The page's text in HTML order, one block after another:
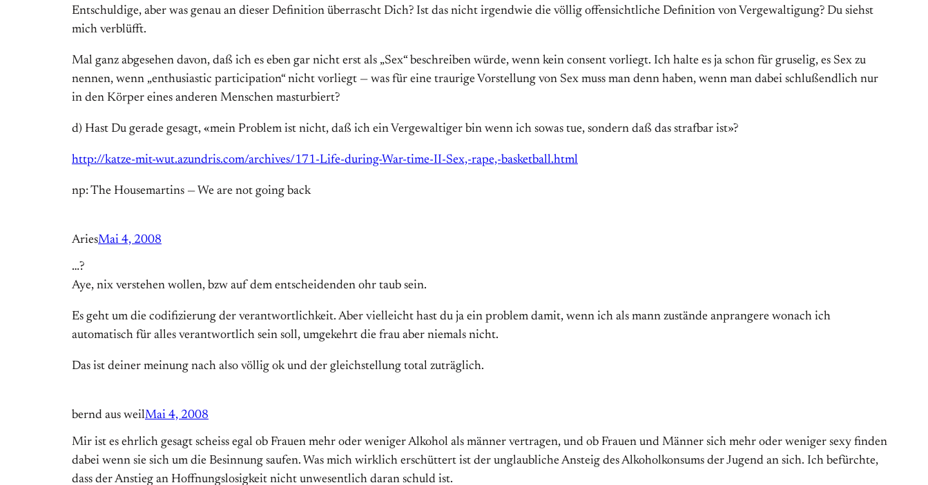
Entschuldige, aber was genau an dieser Definition überrascht Dich? Ist das nicht irgendwie die völlig offensichtliche Definition von Vergewaltigung? Du siehst
mich verblüfft.
Mal ganz abgesehen davon, daß ich es eben gar nicht erst als „Sex“ beschreiben würde, wenn kein consent vorliegt. Ich halte es ja schon für gruselig, es Sex zu
nennen, wenn „enthusiastic participation“ nicht vorliegt — was für eine traurige Vorstellung von Sex muss man denn haben, wenn man dabei schlußendlich nur
in den Körper eines anderen Menschen masturbiert?
d) Hast Du gerade gesagt, «mein Problem ist nicht, daß ich ein Vergewaltiger bin wenn ich sowas tue, sondern daß das strafbar ist»?
http://katze-mit-wut.azundris.com/archives/171-Life-during-War-time-II-Sex,-rape,-basketball.html
np: The Housemartins — We are not going back
AriesMai 4, 2008
…?
Aye, nix verstehen wollen, bzw auf dem entscheidenden ohr taub sein.
Es geht um die codifizierung der verantwortlichkeit. Aber vielleicht hast du ja ein problem damit, wenn ich als mann zustände anprangere wonach ich
automatisch für alles verantwortlich sein soll, umgekehrt die frau aber niemals nicht.
Das ist deiner meinung nach also völlig ok und der gleichstellung total zuträglich.
bernd aus weilMai 4, 2008
Mir ist es ehrlich gesagt scheiss egal ob Frauen mehr oder weniger Alkohol als männer vertragen, und ob Frauen und Männer sich mehr oder weniger sexy finden
dabei wenn sie sich um die Besinnung saufen. Was mich wirklich erschüttert ist der unglaubliche Ansteig des Alkoholkonsums der Jugend an sich. Ich befürchte,
dass der Anstieg an Hoffnungslosigkeit nicht unwesentlich daran schuld ist.